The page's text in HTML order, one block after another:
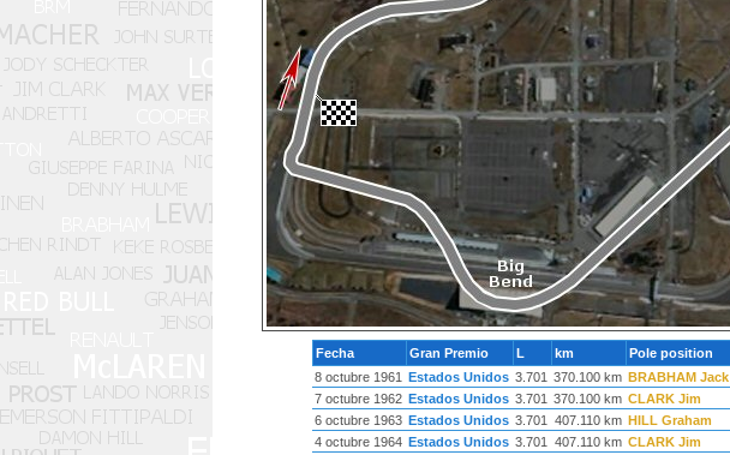
Fecha Gran Premio L km Pole position
8 octubre 1961 Estados Unidos 3.701 370.100 km BRABHAM Jack
7 octubre 1962 Estados Unidos 3.701 370.100 km CLARK Jim
6 octubre 1963 Estados Unidos 3.701 407.110 km HILL Graham
4 octubre 1964 Estados Unidos 3.701 407.110 km CLARK Jim